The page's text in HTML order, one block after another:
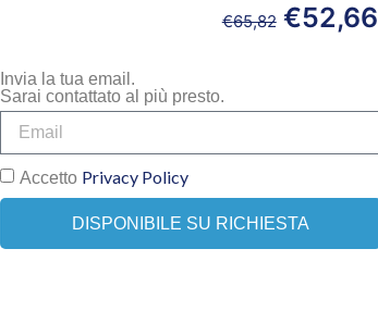
€65,82 €52,66
Invia la tua email.
Sarai contattato al più presto.
Accetto Privacy Policy
DISPONIBILE SU RICHIESTA